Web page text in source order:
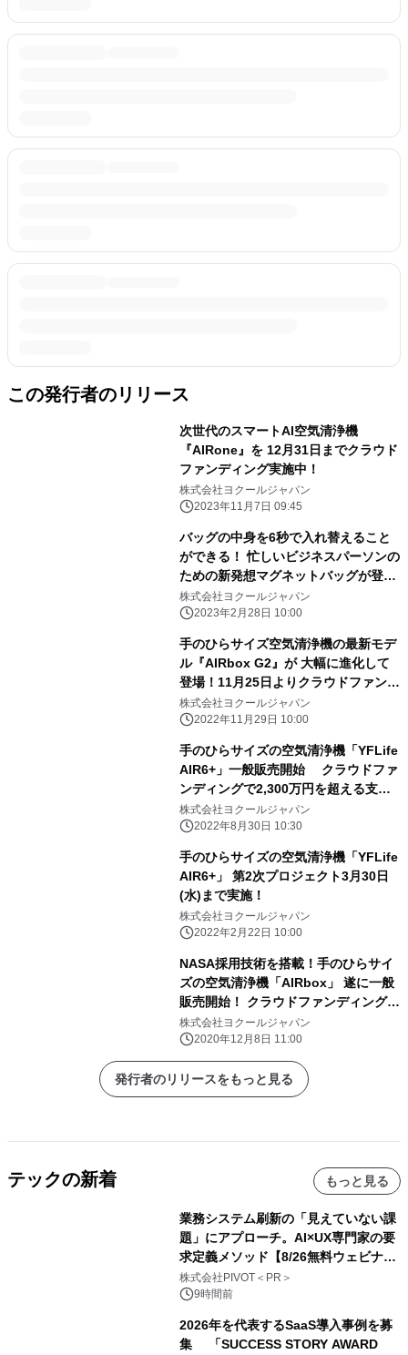
この発行者のリリース
次世代のスマートAI空気清浄機
『AIRone』を 12月31日までクラウド
ファンディング実施中！
株式会社ヨクールジャパン
2023年11月7日 09:45
バッグの中身を6秒で入れ替えること
ができる！ 忙しいビジネスパーソンの
ための新発想マグネットバッグが登
場！ 2月24日よりMakuakeにて販売開
始
株式会社ヨクールジャパン
2023年2月28日 10:00
手のひらサイズ空気清浄機の最新モデ
ル『AIRbox G2』が 大幅に進化して
登場！11月25日よりクラウドファンデ
ィングにて 最大35％オフの先行優待
価格で販売中
株式会社ヨクールジャパン
2022年11月29日 10:00
手のひらサイズの空気清浄機「YFLife
AIR6+」一般販売開始 クラウドファ
ンディングで2,300万円を超える支援
獲得
株式会社ヨクールジャパン
2022年8月30日 10:30
手のひらサイズの空気清浄機「YFLife
AIR6+」 第2次プロジェクト3月30日
(水)まで実施！
株式会社ヨクールジャパン
2022年2月22日 10:00
NASA採用技術を搭載！手のひらサイ
ズの空気清浄機「AIRbox」 遂に一般
販売開始！ クラウドファンディングで
3,000万円近い支援獲得の話題の商品
株式会社ヨクールジャパン
2020年12月8日 11:00
発行者のリリースをもっと見る
テックの新着 もっと見る
業務システム刷新の「見えていない課
題」にアプローチ。AI×UX専門家の要
求定義メソッド【8/26無料ウェビナ
ー】株式会社PIVOT
株式会社PIVOT＜PR＞
9時間前
2026年を代表するSaaS導入事例を募
集 「SUCCESS STORY AWARD